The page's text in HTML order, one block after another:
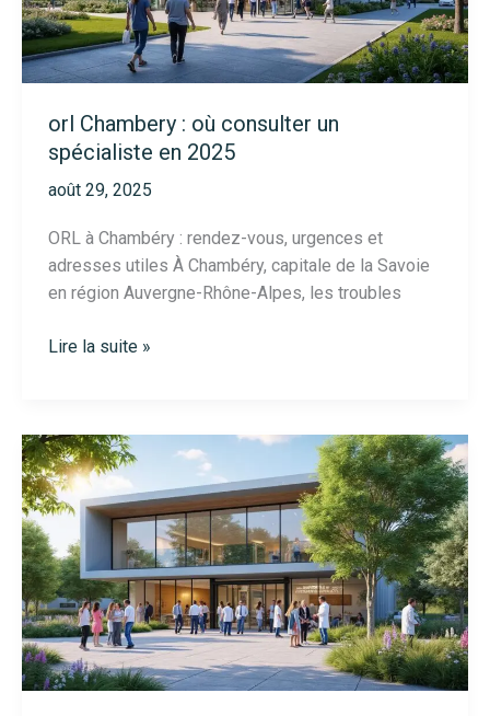
votre
enfant
orl Chambery : où consulter un
spécialiste en 2025
août 29, 2025
ORL à Chambéry : rendez-vous, urgences et
adresses utiles À Chambéry, capitale de la Savoie
en région Auvergne-Rhône-Alpes, les troubles
orl
consulter
un
spécialiste
en
2025
Lire la suite »